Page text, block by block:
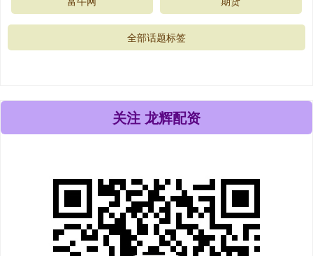
全部话题标签
关注 龙辉配资